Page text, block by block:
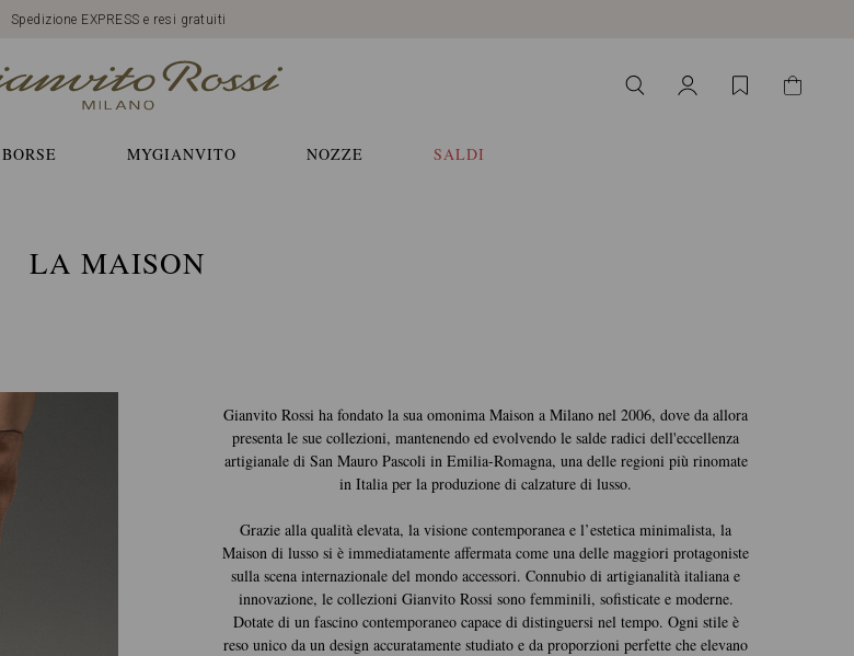
Spedizione EXPRESS e resi gratuiti
BORSE MYGIANVITO NOZZE SALDI
LA MAISON
Gianvito Rossi ha fondato la sua omonima Maison a Milano nel 2006, dove da allora
presenta le sue collezioni, mantenendo ed evolvendo le salde radici dell'eccellenza
artigianale di San Mauro Pascoli in Emilia-Romagna, una delle regioni più rinomate
in Italia per la produzione di calzature di lusso.
Grazie alla qualità elevata, la visione contemporanea e l’estetica minimalista, la
Maison di lusso si è immediatamente affermata come una delle maggiori protagoniste
sulla scena internazionale del mondo accessori. Connubio di artigianalità italiana e
innovazione, le collezioni Gianvito Rossi sono femminili, sofisticate e moderne.
Dotate di un fascino contemporaneo capace di distinguersi nel tempo. Ogni stile è
reso unico da un design accuratamente studiato e da proporzioni perfette che elevano